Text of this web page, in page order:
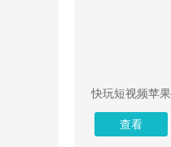
快玩短视频苹果
版
查看